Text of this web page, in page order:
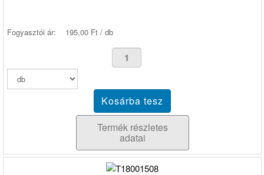
Fogyasztói ár: 195,00 Ft / db
Termék részletes
adatai